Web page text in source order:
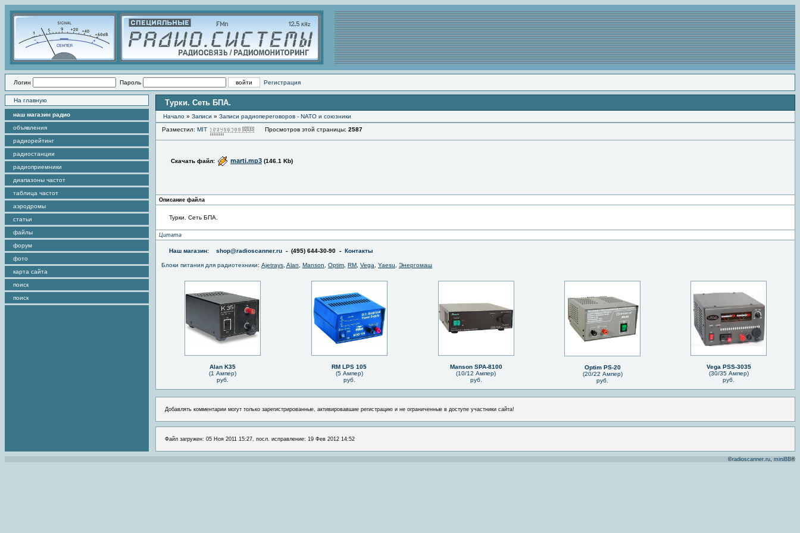
Логин Пароль Регистрация
На главную
наш магазин радио
объявления
радиорейтинг
радиостанции
радиоприемники
диапазоны частот
таблица частот
аэродромы
статьи
файлы
форум
фото
карта сайта
поиск
поиск
Турки. Сеть БПА.
Начало » Записи » Записи радиопереговоров - NATO и союзники
Разместил: MIT Просмотров этой страницы: 2587
Скачать файл: marti.mp3 (146.1 Kb)
Описание файла
Турки. Сеть БПА.
Цитата
Наш магазин: shop@radioscanner.ru - (495) 644-30-90 - Контакты
Блоки питания для радиотехники: Ajetrays Alan Manson Optim RM Vega Yaesu Энергомаш
Alan K35
(1 Ампер)
руб.
RM LPS 105
(5 Ампер)
руб.
Manson SPA-8100
(10/12 Ампер)
руб.
Optim PS-20
(20/22 Ампер)
руб.
Vega PSS-3035
(30/35 Ампер)
руб.
Добавлять комментарии могут только зарегистрированные, активировавшие регистрацию и не ограниченные в доступе участники сайта!
Файл загружен: 05 Ноя 2011 15:27, посл. исправление: 19 Фев 2012 14:52
©radioscanner.ru, miniBB®